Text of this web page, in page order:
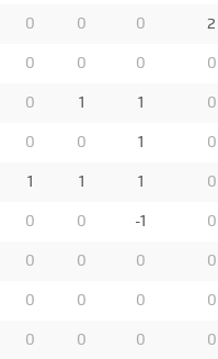
0 0 0 2
0 0 0 0
0 1 1 0
0 0 1 0
1 1 1 0
0 0 -1 0
0 0 0 0
0 0 0 0
0 0 0 0